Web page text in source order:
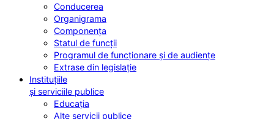
Conducerea
Organigrama
Componența
Statul de funcții
Programul de funcționare și de audiențe
Extrase din legislație
Instituțiile
și serviciile publice
Educația
Alte servicii publice